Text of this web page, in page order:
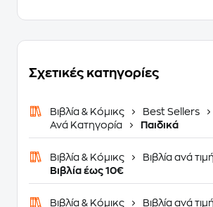
Σχετικές κατηγορίες
Βιβλία & Κόμικς
Best Sellers
Ανά Κατηγορία
Παιδικά
Βιβλία & Κόμικς
Βιβλία ανά τιμή
Βιβλία έως 10€
Βιβλία & Κόμικς
Βιβλία ανά τιμή